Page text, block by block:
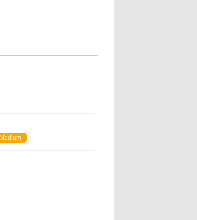
Medium